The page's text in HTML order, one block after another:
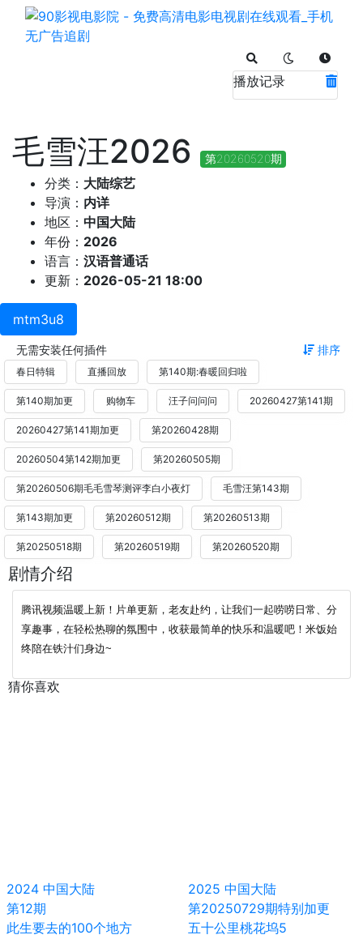
播放记录
毛雪汪2026 第20260520期
分类： 大陆综艺
导演： 内详
地区： 中国大陆
年份： 2026
语言： 汉语普通话
更新： 2026-05-21 18:00
mtm3u8
无需安装任何插件 排序
春日特辑 直播回放 第140期:春暖回归啦
第140期加更 购物车 汪子问问问 20260427第141期
20260427第141期加更 第20260428期
20260504第142期加更 第20260505期
第20260506期毛毛雪琴测评李白小夜灯 毛雪汪第143期
第143期加更 第20260512期 第20260513期
第20250518期 第20260519期 第20260520期
剧情介绍
腾讯视频温暖上新！片单更新，老友赴约，让我们一起唠唠日常、分
享趣事，在轻松热聊的氛围中，收获最简单的快乐和温暖吧！米饭始
终陪在铁汁们身边~
猜你喜欢
2024 中国大陆
第12期
此生要去的100个地方
2025 中国大陆
第20250729期特别加更
五十公里桃花坞5